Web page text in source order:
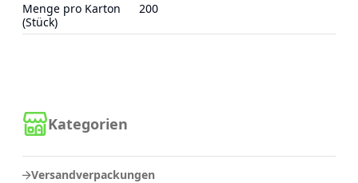
Kategorien
Versandverpackungen
Menge pro Karton
(Stück)
200